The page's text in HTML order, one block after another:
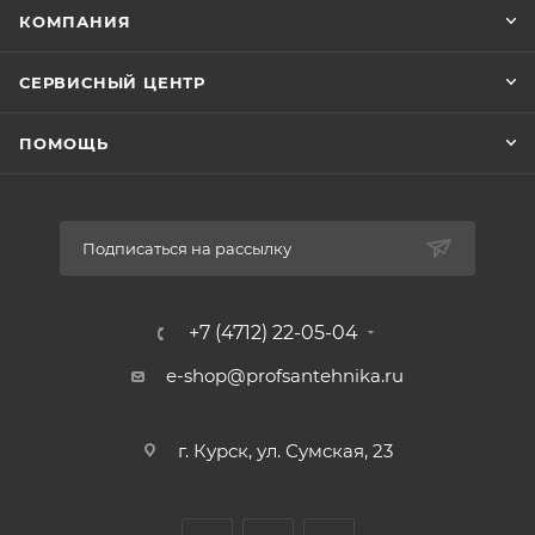
КОМПАНИЯ
СЕРВИСНЫЙ ЦЕНТР
ПОМОЩЬ
Подписаться на рассылку
+7 (4712) 22-05-04
e-shop@profsantehnika.ru
г. Курск, ул. Сумская, 23